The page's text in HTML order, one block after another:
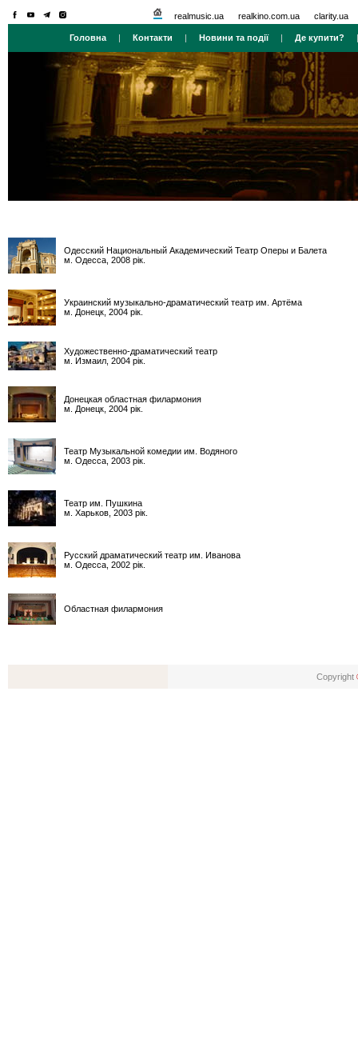
realmusic.ua realkino.com.ua clarity.ua
Головна | Контакти | Новини та події| Де купити?
Одесский Национальный Академический Театр Оперы и Балета
м. Одесса, 2008 рік.
Украинский музыкально-драматический театр им. Артёма
м. Донецк, 2004 рік.
Художественно-драматический театр
м. Измаил, 2004 рік.
Донецкая областная филармония
м. Донецк, 2004 рік.
Театр Музыкальной комедии им. Водяного
м. Одесса, 2003 рік.
Театр им. Пушкина
м. Харьков, 2003 рік.
Русский драматический театр им. Иванова
м. Одесса, 2002 рік.
Областная филармония
Copyright